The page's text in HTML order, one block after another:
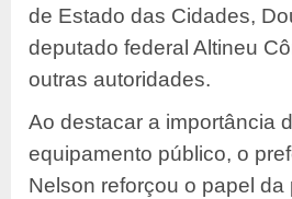
de Estado das Cidades,
deputado federal Altineu
outras autoridades.
Ao destacar a importância
equipamento público, o
Nelson reforçou o papel